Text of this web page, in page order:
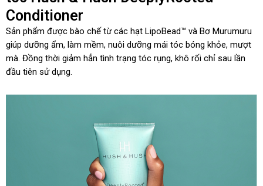
Conditioner
Sản phẩm được bào chế từ các hạt LipoBead™ và Bơ Murumuru
giúp dưỡng ẩm, làm mềm, nuôi dưỡng mái tóc bóng khỏe, mượt
mà. Đồng thời giảm hẳn tình trạng tóc rụng, khô rối chỉ sau lần
đầu tiên sử dụng.